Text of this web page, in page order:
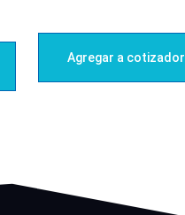
Agregar a cotizador